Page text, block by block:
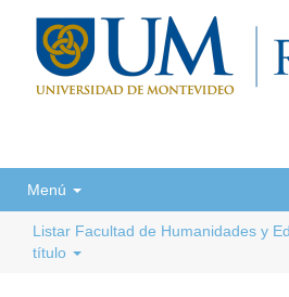
Menú
Listar Facultad de Humanidades y
título